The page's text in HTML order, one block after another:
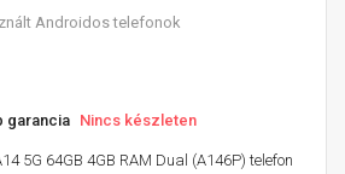
Androidos telefonok
garancia Nincs készleten
5G 64GB 4GB RAM Dual (A146P) telefon